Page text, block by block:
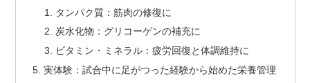
タンパク質：筋肉の修復に
炭水化物：グリコーゲンの補充に
ビタミン・ミネラル：疲労回復と体調維持に
実体験：試合中に足がつった経験から始めた栄養管理